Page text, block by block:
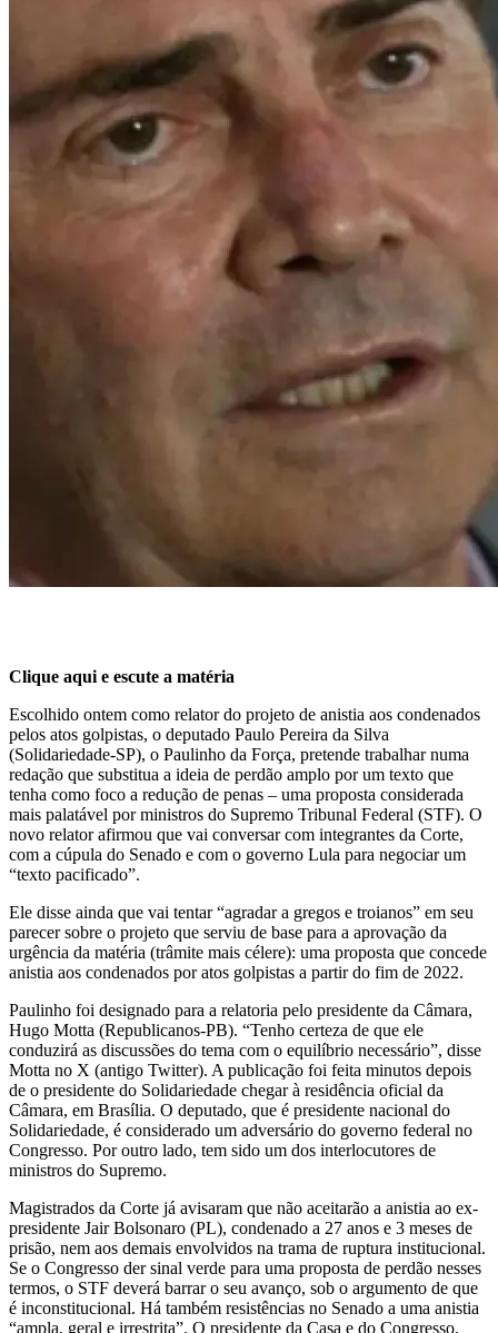
Clique aqui e escute a matéria
Escolhido ontem como relator do projeto de anistia aos condenados
pelos atos golpistas, o deputado Paulo Pereira da Silva
(Solidariedade-SP), o Paulinho da Força, pretende trabalhar numa
redação que substitua a ideia de perdão amplo por um texto que
tenha como foco a redução de penas – uma proposta considerada
mais palatável por ministros do Supremo Tribunal Federal (STF). O
novo relator afirmou que vai conversar com integrantes da Corte,
com a cúpula do Senado e com o governo Lula para negociar um
“texto pacificado”.
Ele disse ainda que vai tentar “agradar a gregos e troianos” em seu
parecer sobre o projeto que serviu de base para a aprovação da
urgência da matéria (trâmite mais célere): uma proposta que concede
anistia aos condenados por atos golpistas a partir do fim de 2022.
Paulinho foi designado para a relatoria pelo presidente da Câmara,
Hugo Motta (Republicanos-PB). “Tenho certeza de que ele
conduzirá as discussões do tema com o equilíbrio necessário”, disse
Motta no X (antigo Twitter). A publicação foi feita minutos depois
de o presidente do Solidariedade chegar à residência oficial da
Câmara, em Brasília. O deputado, que é presidente nacional do
Solidariedade, é considerado um adversário do governo federal no
Congresso. Por outro lado, tem sido um dos interlocutores de
ministros do Supremo.
Magistrados da Corte já avisaram que não aceitarão a anistia ao ex-
presidente Jair Bolsonaro (PL), condenado a 27 anos e 3 meses de
prisão, nem aos demais envolvidos na trama de ruptura institucional.
Se o Congresso der sinal verde para uma proposta de perdão nesses
termos, o STF deverá barrar o seu avanço, sob o argumento de que
é inconstitucional. Há também resistências no Senado a uma anistia
“ampla, geral e irrestrita”. O presidente da Casa e do Congresso,